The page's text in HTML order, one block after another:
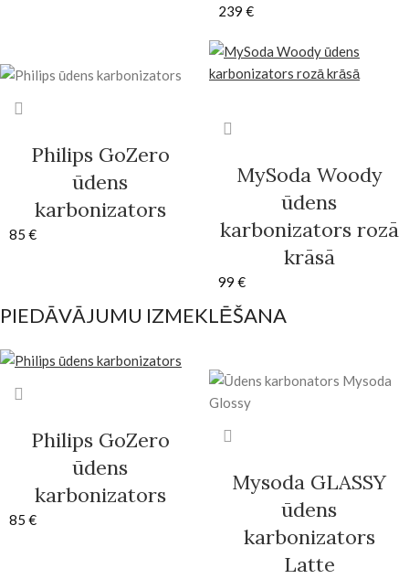
239 €
Philips GoZero
ūdens
karbonizators
85 €
MySoda Woody
ūdens
karbonizators rozā
krāsā
99 €
PIEDĀVĀJUMU IZMEKLĒŠANA
Philips GoZero
ūdens
karbonizators
85 €
Mysoda GLASSY
ūdens
karbonizators
Latte